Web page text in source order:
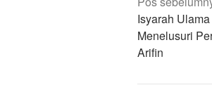
pos
Isyarah
Menelusuri
Arifin